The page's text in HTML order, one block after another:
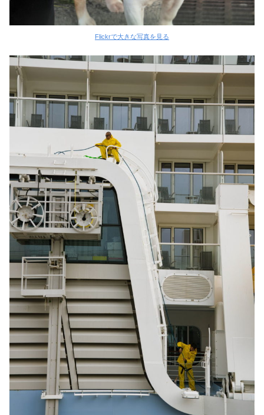
Flickrで大きな写真を見る